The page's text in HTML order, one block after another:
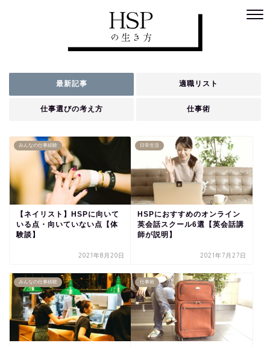
最新記事 適職リスト
仕事選びの考え方 仕事術
みんなの仕事経験
【ネイリスト】HSPに向いて
いる点・向いていない点【体
験談】
2021年8月20日
日常生活
HSPにおすすめのオンライン
英会話スクール6選【英会話講
師が説明】
2021年7月27日
みんなの仕事経験 仕事術